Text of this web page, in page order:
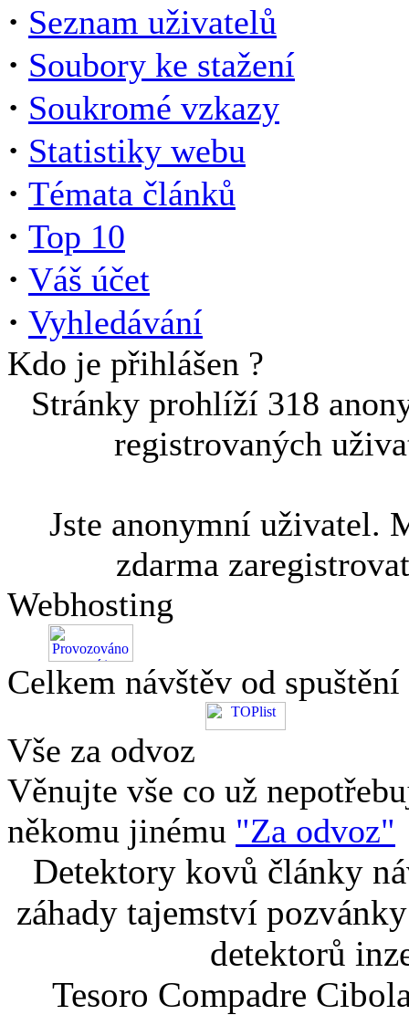
· Seznam uživatelů
· Soubory ke stažení
· Soukromé vzkazy
· Statistiky webu
· Témata článků
· Top 10
· Váš účet
· Vyhledávání
Kdo je přihlášen ?
Stránky prohlíží 318
registrovaných
Jste anonymní uživatel.
zdarma
Webhosting
Celkem návštěv od
Vše za odvoz
Věnujte vše co už
někomu jinému "Za odvoz"
Detektory kovů články
záhady tajemství
detektorů
Tesoro Compadre